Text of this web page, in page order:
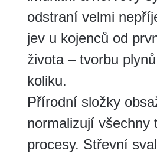
odstraní velmi
jev u kojenců od
života – tvorbu
koliku.
Přírodní složky
normalizují všechny
procesy. Střevní